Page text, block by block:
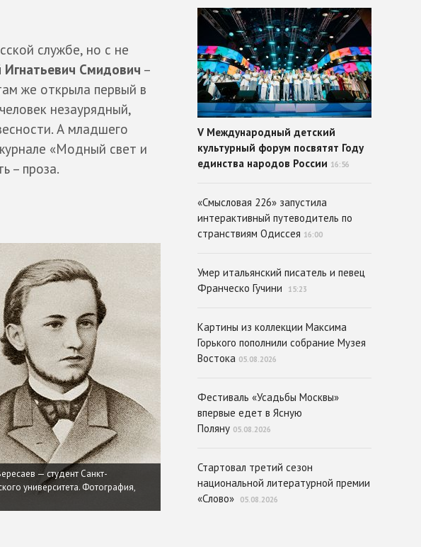
службе, но с не
Игнатьевич Смидович –
же открыла первый в
незаурядный,
А младшего
«Модный свет и
– проза.
— студент Санкт-
университета. Фотография,
V Международный детский
культурный форум посвятят Году
единства народов России 16:56
«Смысловая 226» запустила
интерактивный путеводитель по
странствиям Одиссея 16:00
Умер итальянский писатель и певец
Франческо Гучини
15:23
Картины из коллекции Максима
Горького пополнили собрание Музея
Востока 05.08.2026
Фестиваль «Усадьбы Москвы»
впервые едет в Ясную
Поляну 05.08.2026
Стартовал третий сезон
национальной литературной премии
«Слово»
05.08.2026